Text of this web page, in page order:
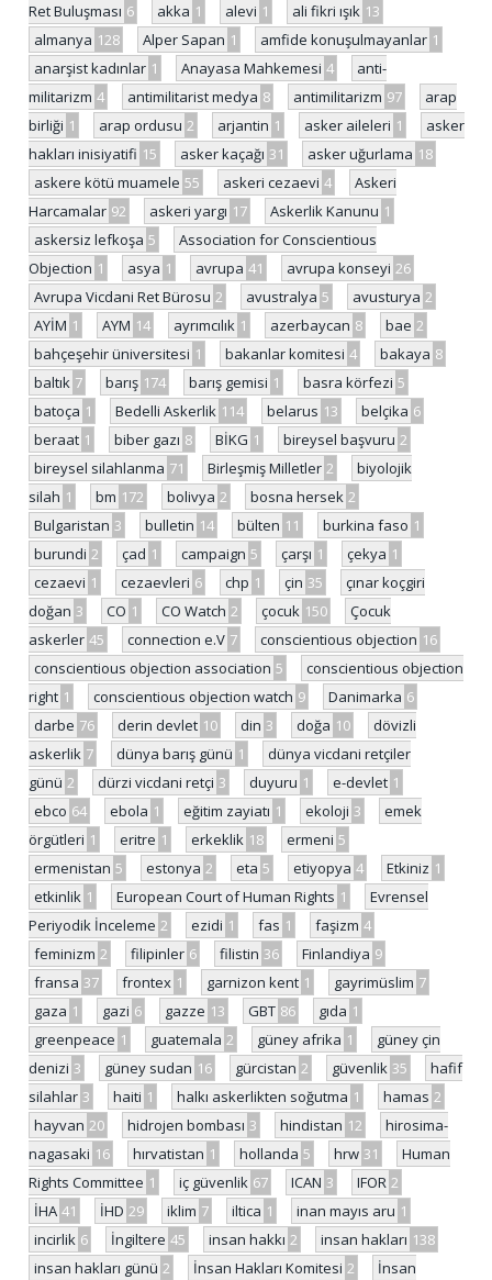
Ret Buluşması 6 akka 1 alevi 1 ali fikri ışık 13
almanya 128 Alper Sapan 1 amfide konuşulmayanlar 1
anarşist kadınlar 1 Anayasa Mahkemesi 4
anti-
militarizm 4 antimilitarist medya 8 antimilitarizm 97
arap
birliği 1 arap ordusu 2 arjantin 1 asker aileleri 1
asker
hakları inisiyatifi 15 asker kaçağı 31 asker uğurlama 18
askere kötü muamele 55 askeri cezaevi 4
Askeri
Harcamalar 92 askeri yargı 17 Askerlik Kanunu 1
askersiz lefkoşa 5
Association for Conscientious
Objection 1 asya 1 avrupa 41 avrupa konseyi 26
Avrupa Vicdani Ret Bürosu 2 avustralya 5 avusturya 2
AYİM 1 AYM 14 ayrımcılık 1 azerbaycan 8 bae 2
bahçeşehir üniversitesi 1 bakanlar komitesi 4 bakaya 8
baltık 7 barış 174 barış gemisi 1 basra körfezi 5
batoça 1 Bedelli Askerlik 114 belarus 13 belçika 6
beraat 1 biber gazı 8 BİKG 1 bireysel başvuru 2
bireysel silahlanma 71 Birleşmiş Milletler 2
biyolojik
silah 1 bm 172 bolivya 2 bosna hersek 2
Bulgaristan 3 bulletin 14 bülten 11 burkina faso 1
burundi 2 çad 1 campaign 5 çarşı 1 çekya 1
cezaevi 1 cezaevleri 6 chp 1 çin 35
çınar koçgiri
doğan 3 CO 1 CO Watch 2 çocuk 150
Çocuk
askerler 45 connection e.V 7 conscientious objection 16
conscientious objection association 5
conscientious objection
right 1 conscientious objection watch 9 Danimarka 6
darbe 76 derin devlet 10 din 3 doğa 10
dövizli
askerlik 7 dünya barış günü 1
dünya vicdani retçiler
günü 2 dürzi vicdani retçi 3 duyuru 1 e-devlet 1
ebco 64 ebola 1 eğitim zayiatı 1 ekoloji 3
emek
örgütleri 1 eritre 1 erkeklik 18 ermeni 5
ermenistan 5 estonya 2 eta 5 etiyopya 4 Etkiniz 1
etkinlik 1 European Court of Human Rights 1
Evrensel
Periyodik İnceleme 2 ezidi 1 fas 1 faşizm 4
feminizm 2 filipinler 6 filistin 36 Finlandiya 9
fransa 37 frontex 1 garnizon kent 1 gayrimüslim 7
gaza 1 gazi 6 gazze 13 GBT 86 gıda 1
greenpeace 1 guatemala 2 güney afrika 1
güney çin
denizi 3 güney sudan 16 gürcistan 2 güvenlik 35
hafif
silahlar 3 haiti 1 halkı askerlikten soğutma 1 hamas 2
hayvan 20 hidrojen bombası 3 hindistan 12
hirosima-
nagasaki 16 hırvatistan 1 hollanda 5 hrw 31
Human
Rights Committee 1 iç güvenlik 67 ICAN 3 IFOR 2
İHA 41 İHD 29 iklim 7 iltica 1 inan mayıs aru 1
incirlik 6 İngiltere 45 insan hakkı 2 insan hakları 138
insan hakları günü 2 İnsan Hakları Komitesi 2
İnsan